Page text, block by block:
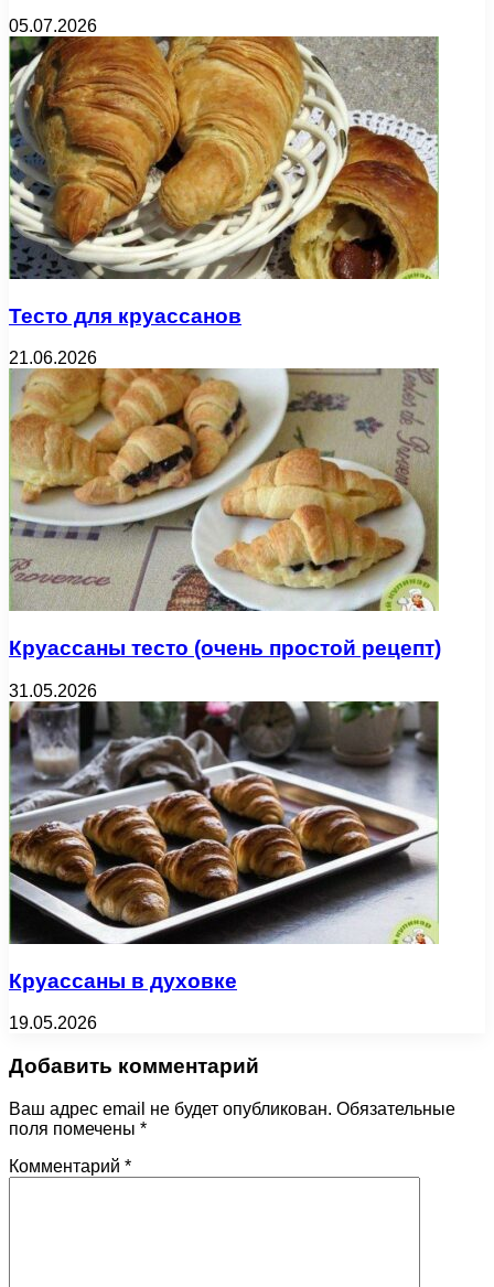
05.07.2026
Тесто для круассанов
21.06.2026
Круассаны тесто (очень простой рецепт)
31.05.2026
Круассаны в духовке
19.05.2026
Добавить комментарий
Ваш адрес email не будет опубликован. Обязательные
поля помечены *
Комментарий *